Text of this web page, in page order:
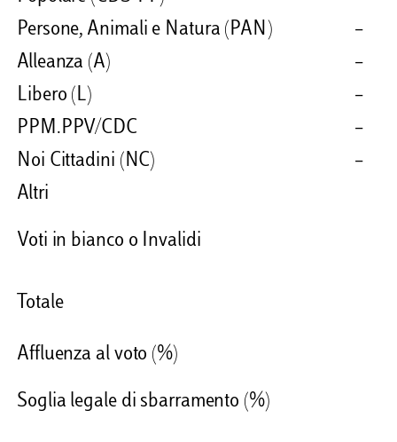
Persone, Animali e Natura (PAN)
–
Alleanza (A)
–
Libero (L)
–
PPM.PPV/CDC
–
Noi Cittadini (NC)
–
Altri
Voti in bianco o Invalidi
Totale
Affluenza al voto (%)
Soglia legale di sbarramento (%)